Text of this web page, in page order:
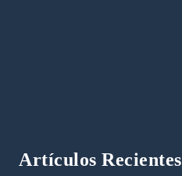
Artículos Recientes